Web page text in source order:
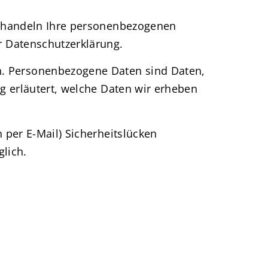
Ihre personenbezogenen
Daten sind Daten,
erläutert, welche Daten wir erheben
E-Mail) Sicherheitslücken